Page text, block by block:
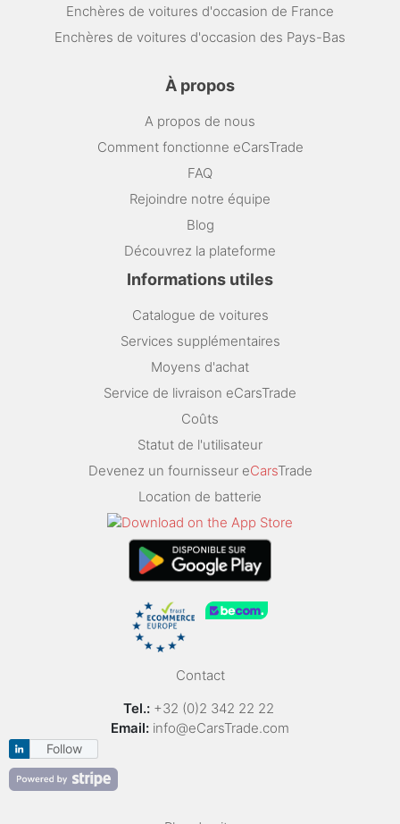
Enchères de voitures d'occasion de France
Enchères de voitures d'occasion des Pays-Bas
À propos
A propos de nous
Comment fonctionne eCarsTrade
FAQ
Rejoindre notre équipe
Blog
Découvrez la plateforme
Informations utiles
Catalogue de voitures
Services supplémentaires
Moyens d'achat
Service de livraison eCarsTrade
Coûts
Statut de l'utilisateur
Devenez un fournisseur eCarsTrade
Location de batterie
Contact
Tel.: +32 (0)2 342 22 22
Email: info@eCarsTrade.com
Follow